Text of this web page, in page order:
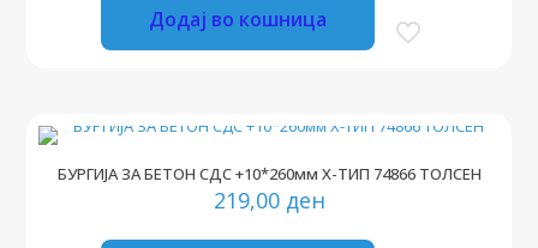
Додај во кошница
БУРГИЈА ЗА БЕТОН СДС +10*260мм Х-ТИП 74866 ТОЛСЕН
219,00 ден